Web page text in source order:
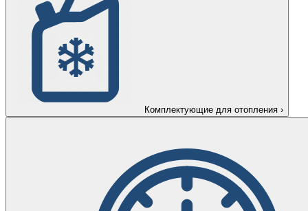
Комплектующие для отопления ›